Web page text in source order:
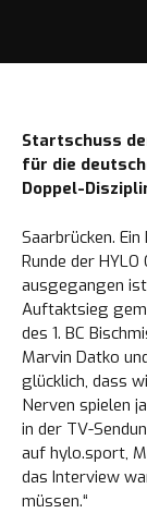
Startschuss
für die
Doppel-
Saarbrücken.
Runde der
ausgegangen
Auftaktsieg
des 1. BC
Marvin Datko
glücklich, dass
Nerven spielen
in der TV-
auf hylo.sport,
das Interview
müssen.“